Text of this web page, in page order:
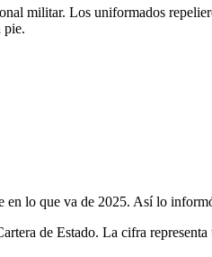
militar. Los uniformados
pie.
lo que va de 2025. Así lo
de Estado. La cifra